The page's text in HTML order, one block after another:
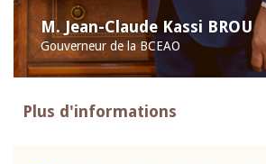
M. Jean-Claude Kassi BROU
Gouverneur de la BCEAO
Plus d'informations